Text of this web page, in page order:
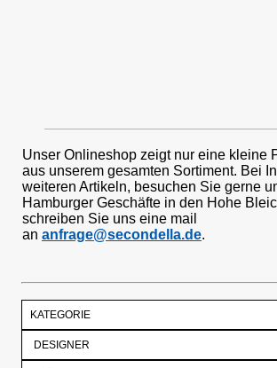
Unser Onlineshop zeigt nur eine kleine
aus unserem gesamten Sortiment. Bei
weiteren Artikeln, besuchen Sie gerne
Hamburger Geschäfte in den Hohe
schreiben Sie uns eine mail
an anfrage@secondella.de.
KATEGORIE